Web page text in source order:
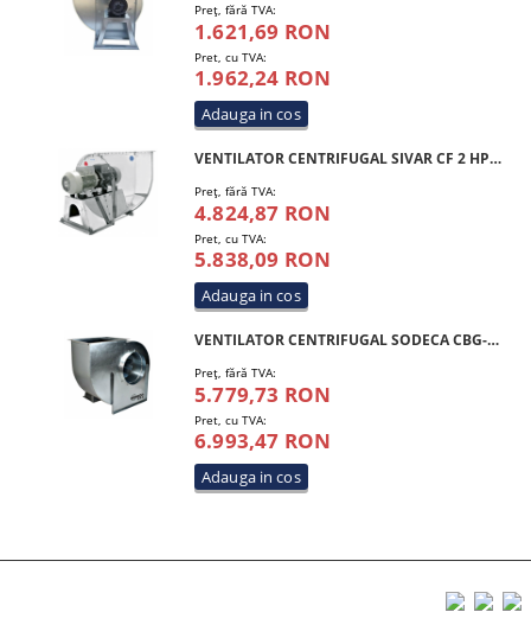
Preţ, fără TVA:
1.621,69 RON
Pret, cu TVA:
1.962,24 RON
VENTILATOR CENTRIFUGAL SIVAR CF 2 HP 300 T4 INOX
Preţ, fără TVA:
4.824,87 RON
Pret, cu TVA:
5.838,09 RON
VENTILATOR CENTRIFUGAL SODECA CBG-350-4T-4 IE3
Preţ, fără TVA:
5.779,73 RON
Pret, cu TVA:
6.993,47 RON